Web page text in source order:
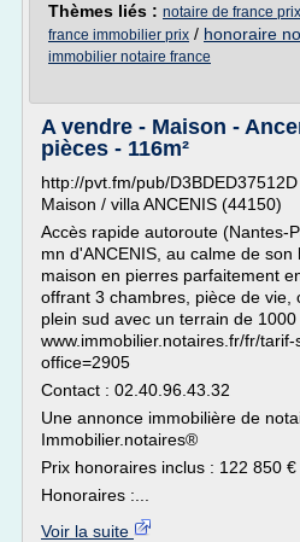
Thèmes liés : notaire de france
france immobilier prix / honoraire
immobilier notaire france
A vendre - Maison -
pièces - 116m²
http://pvt.fm/pub/
Maison / villa ANCENIS (44150)
Accès rapide autoroute (Nantes-
mn d'ANCENIS, au calme de son
maison en pierres parfaitement
offrant 3 chambres, pièce de vie,
plein sud avec un terrain de 1000
www.immobilier.notaires.fr/fr/
office=2905
Contact : 02.40.96.43.32
Une annonce immobilière de
Immobilier.notaires®
Prix honoraires inclus : 122 850 €
Honoraires :...
Voir la suite